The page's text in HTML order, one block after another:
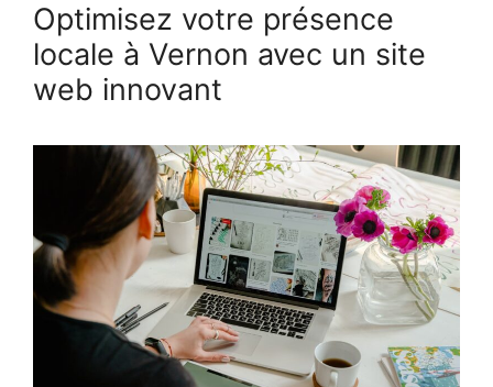
Optimisez votre présence
locale à Vernon avec un site
web innovant